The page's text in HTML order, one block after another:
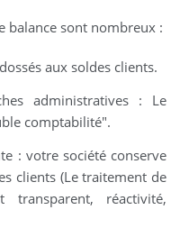
balance sont nombreux :
aux soldes clients.
administratives : Le
comptabilité".
: votre société conserve
clients (Le traitement de
transparent, réactivité,